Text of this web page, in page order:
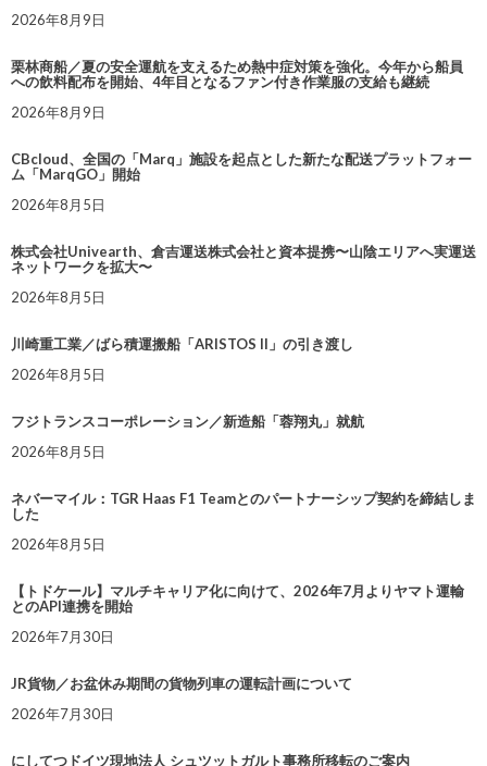
2026年8月9日
栗林商船／夏の安全運航を支えるため熱中症対策を強化。今年から船員
への飲料配布を開始、4年目となるファン付き作業服の支給も継続
2026年8月9日
CBcloud、全国の「Marq」施設を起点とした新たな配送プラットフォー
ム「MarqGO」開始
2026年8月5日
株式会社Univearth、倉吉運送株式会社と資本提携〜山陰エリアへ実運送
ネットワークを拡大〜
2026年8月5日
川崎重工業／ばら積運搬船「ARISTOS II」の引き渡し
2026年8月5日
フジトランスコーポレーション／新造船「蓉翔丸」就航
2026年8月5日
ネバーマイル：TGR Haas F1 Teamとのパートナーシップ契約を締結しま
した
2026年8月5日
【トドケール】マルチキャリア化に向けて、2026年7月よりヤマト運輸
とのAPI連携を開始
2026年7月30日
JR貨物／お盆休み期間の貨物列車の運転計画について
2026年7月30日
にしてつドイツ現地法人 シュツットガルト事務所移転のご案内